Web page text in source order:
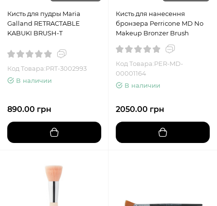
Кисть для пудры Maria
Galland RETRACTABLE
KABUKI BRUSH-T
Код Товара:PRT-3002993
В наличии
890.00 грн
Кисть для нанесення
бронзера Perricone MD No
Makeup Bronzer Brush
Код Товара:PER-MD-
00001164
В наличии
2050.00 грн